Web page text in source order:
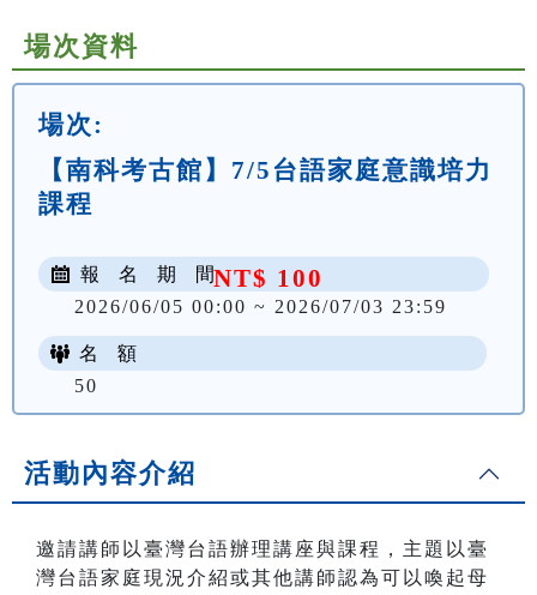
場次資料
場次:
【南科考古館】7/5台語家庭意識培力
課程
NT$ 100
報 名 期 間
2026/06/05 00:00 ~ 2026/07/03 23:59
名 額
50
活動內容介紹
邀請講師以臺灣台語辦理講座與課程，主題以臺
灣台語家庭現況介紹或其他講師認為可以喚起母